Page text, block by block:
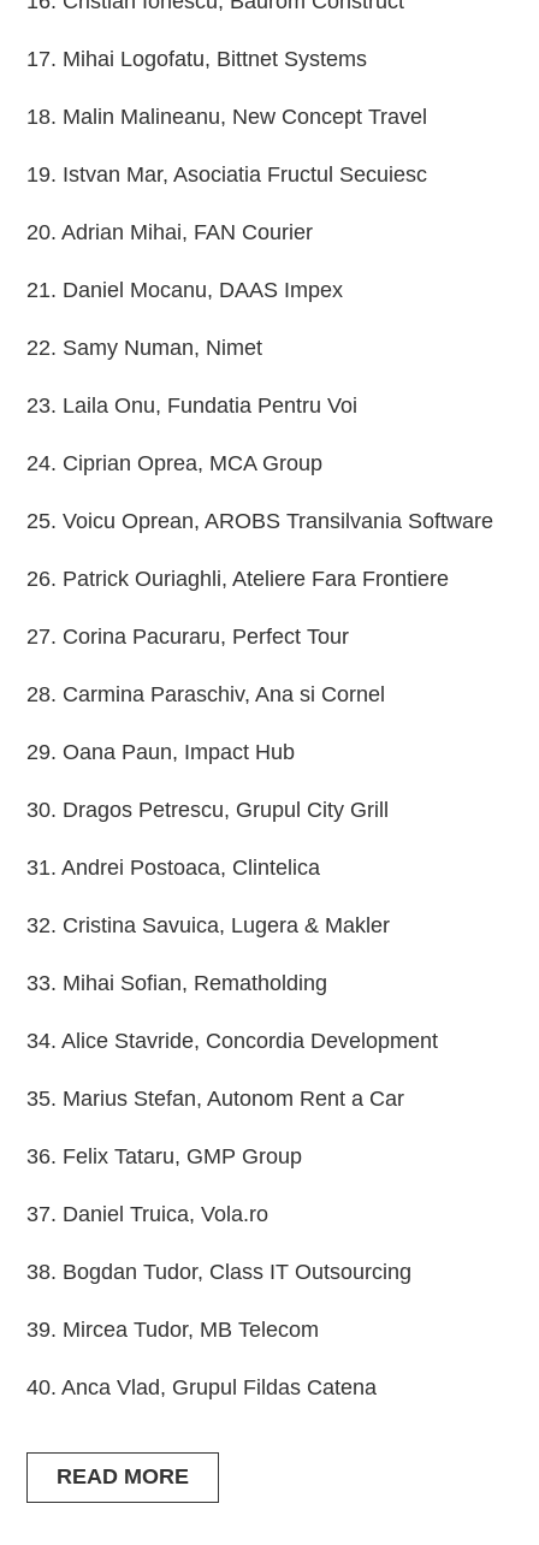
17. Mihai Logofatu, Bittnet Systems
18. Malin Malineanu, New Concept Travel
19. Istvan Mar, Asociatia Fructul Secuiesc
20. Adrian Mihai, FAN Courier
21. Daniel Mocanu, DAAS Impex
22. Samy Numan, Nimet
23. Laila Onu, Fundatia Pentru Voi
24. Ciprian Oprea, MCA Group
25. Voicu Oprean, AROBS Transilvania Software
26. Patrick Ouriaghli, Ateliere Fara Frontiere
27. Corina Pacuraru, Perfect Tour
28. Carmina Paraschiv, Ana si Cornel
29. Oana Paun, Impact Hub
30. Dragos Petrescu, Grupul City Grill
31. Andrei Postoaca, Clintelica
32. Cristina Savuica, Lugera & Makler
33. Mihai Sofian, Rematholding
34. Alice Stavride, Concordia Development
35. Marius Stefan, Autonom Rent a Car
36. Felix Tataru, GMP Group
37. Daniel Truica, Vola.ro
38. Bogdan Tudor, Class IT Outsourcing
39. Mircea Tudor, MB Telecom
40. Anca Vlad, Grupul Fildas Catena
READ MORE